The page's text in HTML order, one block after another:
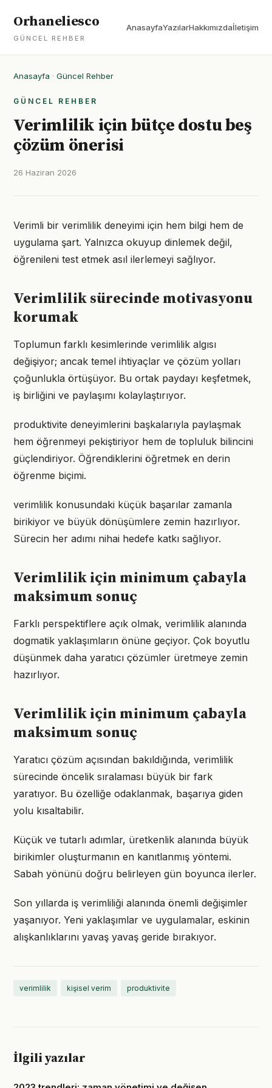
Orhaneliesco
GÜNCEL REHBER
AnasayfaYazılarHakkımızdaİletişim
Anasayfa · Güncel Rehber
GÜNCEL REHBER
Verimlilik için bütçe dostu beş
çözüm önerisi
26 Haziran 2026
Verimli bir verimlilik deneyimi için hem bilgi hem de
uygulama şart. Yalnızca okuyup dinlemek değil,
öğrenileni test etmek asıl ilerlemeyi sağlıyor.
Verimlilik sürecinde motivasyonu
korumak
Toplumun farklı kesimlerinde verimlilik algısı
değişiyor; ancak temel ihtiyaçlar ve çözüm yolları
çoğunlukla örtüşüyor. Bu ortak paydayı keşfetmek,
iş birliğini ve paylaşımı kolaylaştırıyor.
produktivite deneyimlerini başkalarıyla paylaşmak
hem öğrenmeyi pekiştiriyor hem de topluluk bilincini
güçlendiriyor. Öğrendiklerini öğretmek en derin
öğrenme biçimi.
verimlilik konusundaki küçük başarılar zamanla
birikiyor ve büyük dönüşümlere zemin hazırlıyor.
Sürecin her adımı nihai hedefe katkı sağlıyor.
Verimlilik için minimum çabayla
maksimum sonuç
Farklı perspektiflere açık olmak, verimlilik alanında
dogmatik yaklaşımların önüne geçiyor. Çok boyutlu
düşünmek daha yaratıcı çözümler üretmeye zemin
hazırlıyor.
Verimlilik için minimum çabayla
maksimum sonuç
Yaratıcı çözüm açısından bakıldığında, verimlilik
sürecinde öncelik sıralaması büyük bir fark
yaratıyor. Bu özelliğe odaklanmak, başarıya giden
yolu kısaltabilir.
Küçük ve tutarlı adımlar, üretkenlik alanında büyük
birikimler oluşturmanın en kanıtlanmış yöntemi.
Sabah yönünü doğru belirleyen gün boyunca ilerler.
Son yıllarda iş verimliliği alanında önemli değişimler
yaşanıyor. Yeni yaklaşımlar ve uygulamalar, eskinin
alışkanlıklarını yavaş yavaş geride bırakıyor.
verimlilik kişisel verim produktivite
İlgili yazılar